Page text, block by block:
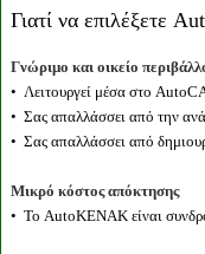
Γιατί να επιλέξετε
Γνώριμο και οικείο
• Λειτουργεί μέσα στο
• Σας απαλλάσσει από την
• Σας απαλλάσσει από
Μικρό κόστος απόκτησης
• Το AutoKENAK είναι